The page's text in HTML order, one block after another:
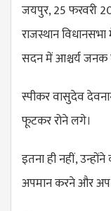
जयपुर, 25 फरवरी
राजस्थान
सदन में आश्चर्य जनक
स्पीकर वासुदेव
फूटकर रोने लगे।
इतना ही नहीं,
अपमान करने और